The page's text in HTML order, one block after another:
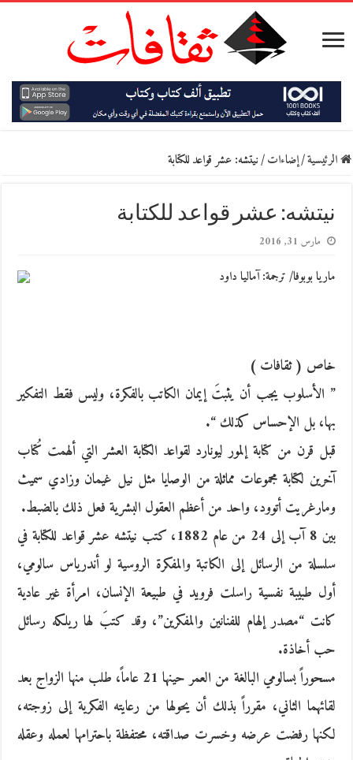
الرئيسية/إضاءات/نيتشه: عشر قواعد للكتابة
نيتشه: عشر قواعد للكتابة
مارس 31, 2016
ماريا بوبوفا/ ترجمة: آماليا داود
خاص ( ثقافات )
” الأسلوب يجب أن يثبتَ إيمان الكاتب بالفكرة، وليس فقط التفكير
بها، بل الإحساس كذلك “.
قبل قرن من كتابة إلمور ليونارد لقواعد الكتابة العشر التي ألهمت كُتاب
آخرين لكتابة مجموعات مماثلة من الوصايا مثل نيل غيمان وزادي سميث
ومارغريت أتوود، واحد من أعظم العقول البشرية فعل ذلك بالضبط.
بين 8 آب إلى 24 من عام 1882، كتب نيتشه عشر قواعد للكتابة في
سلسلة من الرسائل إلى الكاتبة والمفكرة الروسية لو أندرياس سالومي،
أول طبيبة نفسية راسلت فرويد في طبيعة الإنسان، امرأة غير عادية
كانت “مصدر إلهام للفنانين والمفكرين”، وقد كتبَ لها ريلكه رسائل
حب أخاذة.
مسحوراً بسالومي البالغة من العمر حينها 21 عاماً، طلب منها الزواج بعد
لقائهما الثاني، مقرراً بذلك أن يحولها من رعايته الفكرية إلى زوجته،
لكنها رفضت عرضه وخسرت صداقته، محتفظة باحترامها لعمله وعقله